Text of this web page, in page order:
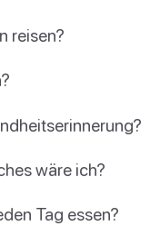
reisen?
wäre ich?
Tag essen?